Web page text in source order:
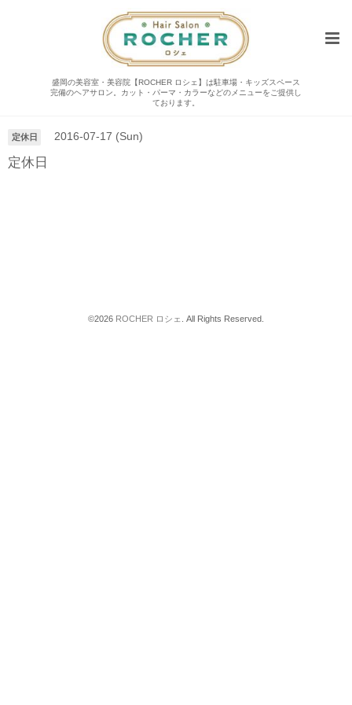
盛岡の美容室・美容院【ROCHER ロシェ】は駐車場・キッズスペース
完備のヘアサロン。カット・パーマ・カラーなどのメニューをご提供し
ております。
カレンダー
定休日 2016-07-17 (Sun)
定休日
©2026 ROCHER ロシェ . All Rights Reserved.